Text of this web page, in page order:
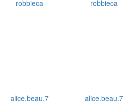
robbieca robbieca
alice.beau.7 alice.beau.7